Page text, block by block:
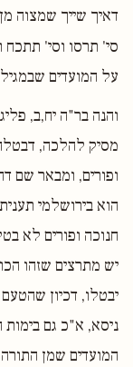
דאיך שייך שמצוה
סי' תרסו וסי' תתכח
על המועדים
והנה בר"ה יח,ב,
מסיק להלכה,
ופורים, ומבאר שם
הוא בירושלמי
חנוכה ופורים לא
יש מתרצים שזהו
יבטלו, דכיון
ניסא, א"כ גם בימות
המועדים שמן